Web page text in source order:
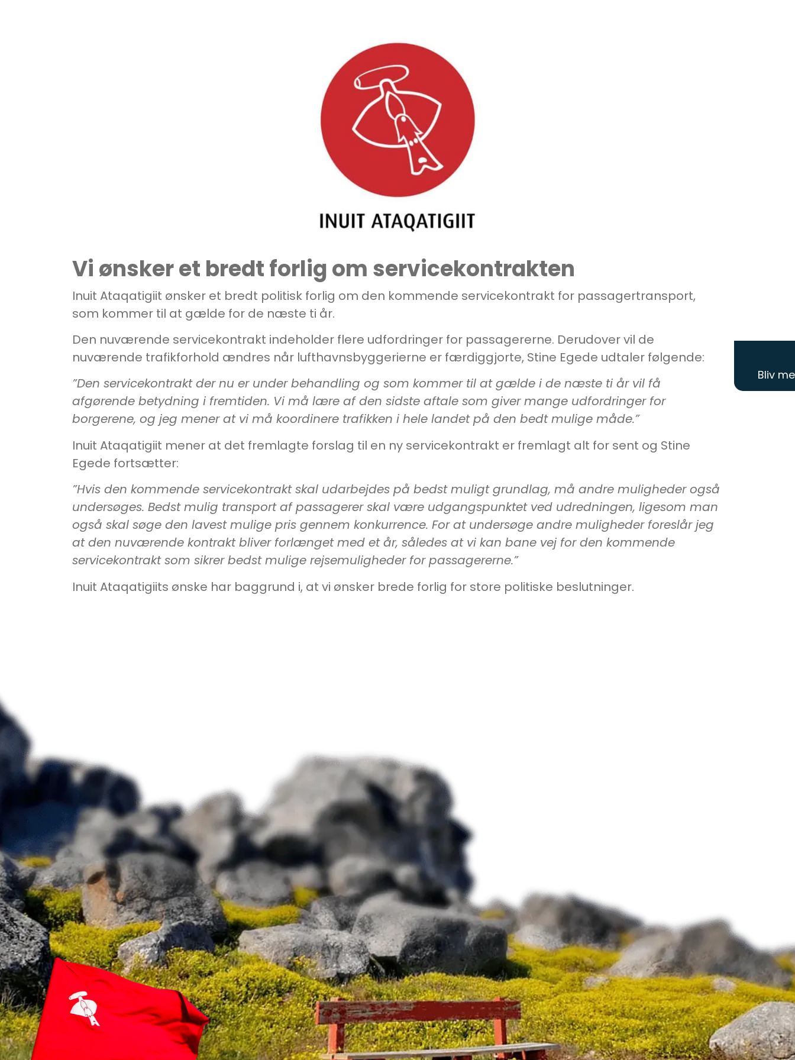
Bliv
Vi ønsker et bredt forlig om servicekontrakten
Inuit Ataqatigiit ønsker et bredt politisk forlig om den kommende servicekontrakt for passagertransport,
som kommer til at gælde for de næste ti år.
Den nuværende servicekontrakt indeholder flere udfordringer for passagererne. Derudover vil de
nuværende trafikforhold ændres når lufthavnsbyggerierne er færdiggjorte, Stine Egede udtaler følgende:
”Den servicekontrakt der nu er under behandling og som kommer til at gælde i de næste ti år vil få
afgørende betydning i fremtiden. Vi må lære af den sidste aftale som giver mange udfordringer for
borgerene, og jeg mener at vi må koordinere trafikken i hele landet på den bedt mulige måde.”
Inuit Ataqatigiit mener at det fremlagte forslag til en ny servicekontrakt er fremlagt alt for sent og Stine
Egede fortsætter:
”Hvis den kommende servicekontrakt skal udarbejdes på bedst muligt grundlag, må andre muligheder også
undersøges. Bedst mulig transport af passagerer skal være udgangspunktet ved udredningen, ligesom man
også skal søge den lavest mulige pris gennem konkurrence. For at undersøge andre muligheder foreslår jeg
at den nuværende kontrakt bliver forlænget med et år, således at vi kan bane vej for den kommende
servicekontrakt som sikrer bedst mulige rejsemuligheder for passagererne.”
Inuit Ataqatigiits ønske har baggrund i, at vi ønsker brede forlig for store politiske beslutninger.